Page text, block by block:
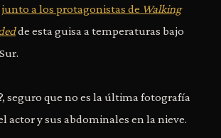
junto a los protagonistas de Walking
de esta guisa a temperaturas bajo
seguro que no es la última fotografía
actor y sus abdominales en la nieve.